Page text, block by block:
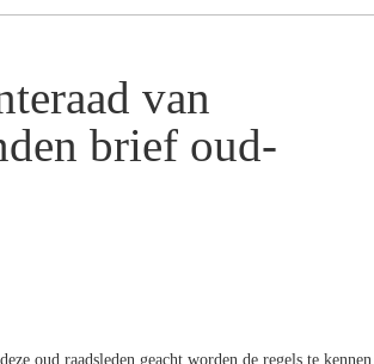
van
brief oud-
oud raadsleden geacht worden de regels te kennen